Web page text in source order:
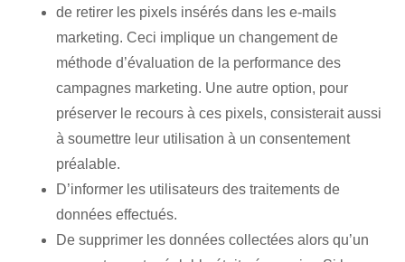
de retirer les pixels insérés dans les e-mails
marketing. Ceci implique un changement de
méthode d’évaluation de la performance des
campagnes marketing. Une autre option, pour
préserver le recours à ces pixels, consisterait aussi
à soumettre leur utilisation à un consentement
préalable.
D’informer les utilisateurs des traitements de
données effectués.
De supprimer les données collectées alors qu’un